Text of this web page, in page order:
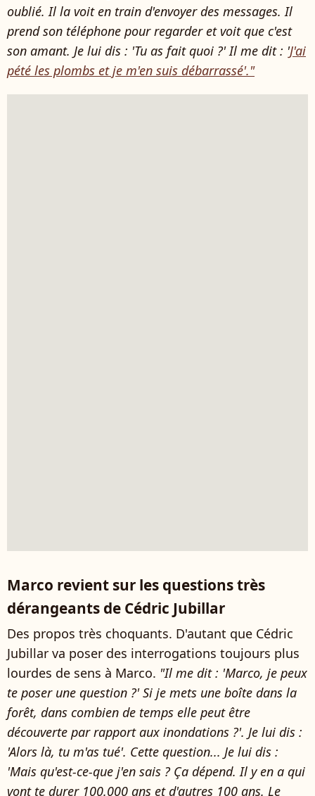
oublié. Il la voit en train d'envoyer des messages. Il
prend son téléphone pour regarder et voit que c'est
son amant. Je lui dis : 'Tu as fait quoi ?' Il me dit : 'J'ai
pété les plombs et je m'en suis débarrassé'."
Marco revient sur les questions très
dérangeants de Cédric Jubillar
Des propos très choquants. D'autant que Cédric
Jubillar va poser des interrogations toujours plus
lourdes de sens à Marco. "Il me dit : 'Marco, je peux
te poser une question ?' Si je mets une boîte dans la
forêt, dans combien de temps elle peut être
découverte par rapport aux inondations ?'. Je lui dis :
'Alors là, tu m'as tué'. Cette question... Je lui dis :
'Mais qu'est-ce-que j'en sais ? Ça dépend. Il y en a qui
vont te durer 100.000 ans et d'autres 100 ans. Le